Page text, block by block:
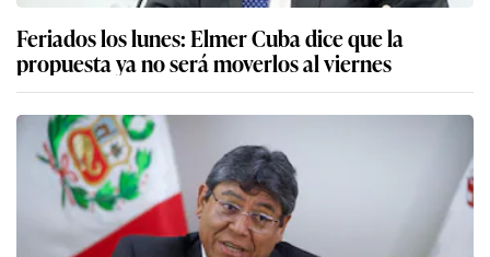
Feriados los lunes: Elmer Cuba dice que la
propuesta ya no será moverlos al viernes